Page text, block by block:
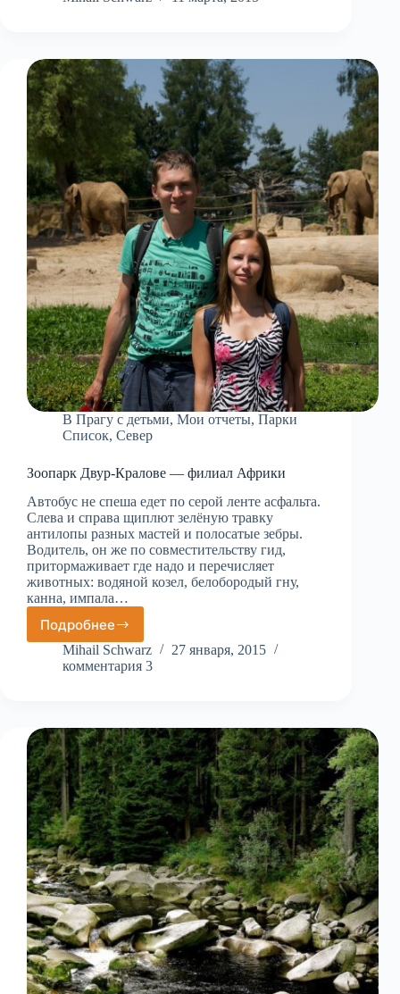
В Прагу с детьми, Мои отчеты, Парки
Список, Север
Зоопарк Двур-Кралове — филиал Африки
Автобус не спеша едет по серой ленте асфальта.
Слева и справа щиплют зелёную травку
антилопы разных мастей и полосатые зебры.
Водитель, он же по совместительству гид,
притормаживает где надо и перечисляет
животных: водяной козел, белобородый гну,
канна, импала…
Подробнее
Зоопарк
Двур-
Кралове
Mihail Schwarz
27 января, 2015
комментария 3